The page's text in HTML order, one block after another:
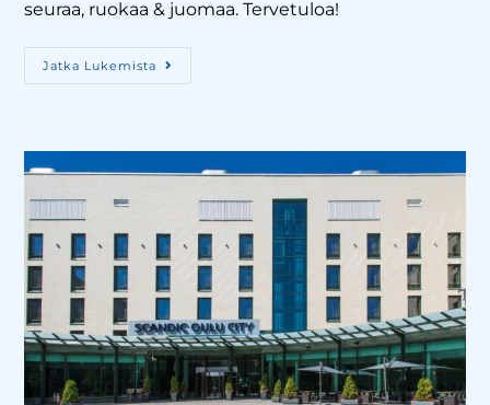
seuraa, ruokaa & juomaa. Tervetuloa!
Jatka Lukemista